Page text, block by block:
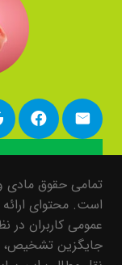
تمامی حقوق مادی
است. محتوای
عمومی کاربران در
جایگزین تشخیص،